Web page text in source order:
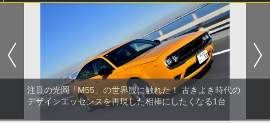
注目の光岡「M55」の世界観に触れた！ 古きよき時代の
デザインエッセンスを再現した相棒にしたくなる1台